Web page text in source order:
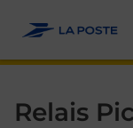
Relais